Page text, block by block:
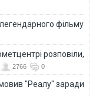
фільму
розповіли,
2766 0
"Реалу" заради